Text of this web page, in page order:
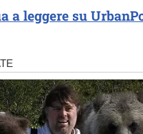
a leggere su